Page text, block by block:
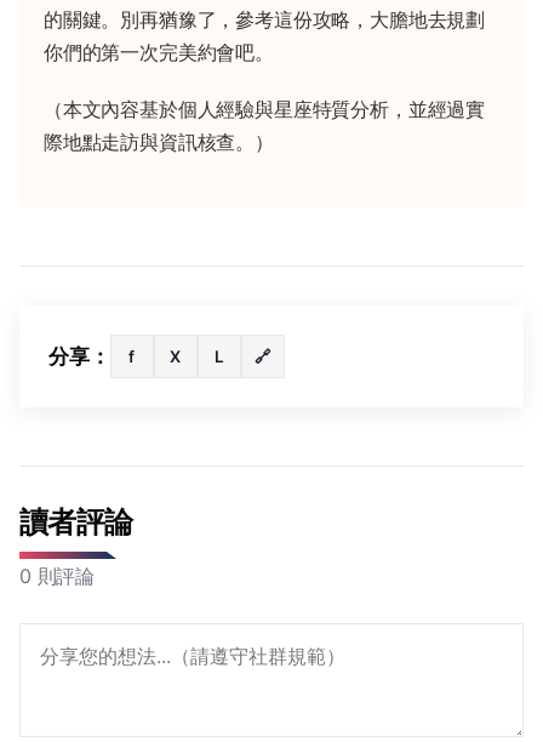
的關鍵。別再猶豫了，參考這份攻略，大膽地去規劃
你們的第一次完美約會吧。
（本文內容基於個人經驗與星座特質分析，並經過實
際地點走訪與資訊核查。）
分享： f X L 🔗
讀者評論
0 則評論